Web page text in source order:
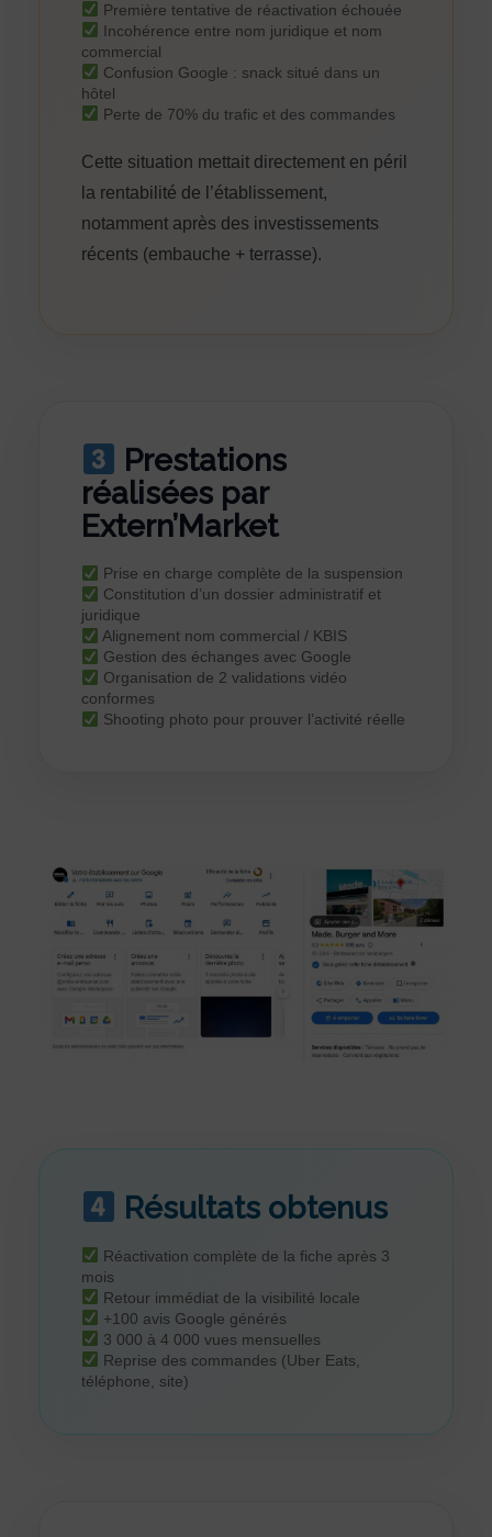
Première tentative de réactivation échouée
Incohérence entre nom juridique et nom
commercial
Confusion Google : snack situé dans un
hôtel
Perte de 70% du trafic et des commandes
Cette situation mettait directement en péril
la rentabilité de l’établissement,
notamment après des investissements
récents (embauche + terrasse).
Prestations
réalisées par
Extern’Market
Prise en charge complète de la suspension
Constitution d’un dossier administratif et
juridique
Alignement nom commercial / KBIS
Gestion des échanges avec Google
Organisation de 2 validations vidéo
conformes
Shooting photo pour prouver l’activité réelle
Résultats obtenus
Réactivation complète de la fiche après 3
mois
Retour immédiat de la visibilité locale
+100 avis Google générés
3 000 à 4 000 vues mensuelles
Reprise des commandes (Uber Eats,
téléphone, site)